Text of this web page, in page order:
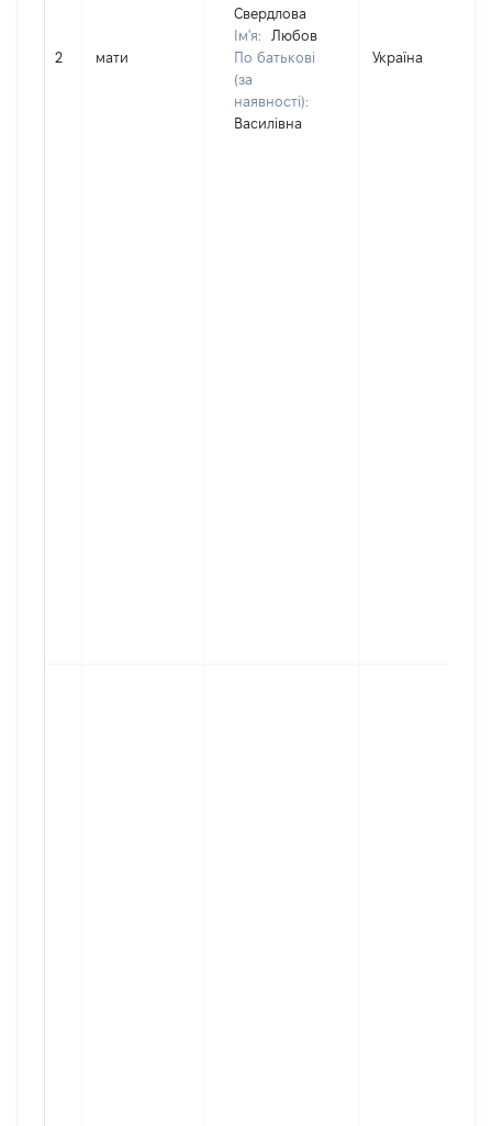
2 мати
Свердлова
Ім'я:
Любов
По батькові
(за
наявності):
Василівна
Україна